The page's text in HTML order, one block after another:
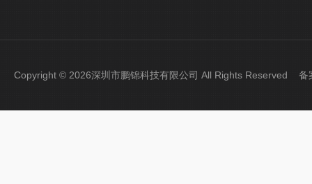
Copyright © 2026深圳市鹏锦科技有限公司 All Rights Reserved 备